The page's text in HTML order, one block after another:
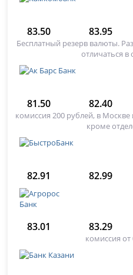
83.50 83.95
Бесплатный резерв валюты.
отличаться в
81.50 82.40
комиссия 200 рублей, в
кроме
82.91 82.99
83.01 83.29
комиссия от